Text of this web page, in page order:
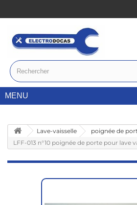
MENU
Lave-vaisselle poignée de
LFF-013 n°10 poignée de porte pour lave